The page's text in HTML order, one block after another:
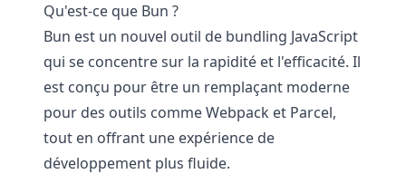
Qu'est-ce que Bun ?
Bun est un nouvel outil de bundling JavaScript
qui se concentre sur la rapidité et l'efficacité. Il
est conçu pour être un remplaçant moderne
pour des outils comme Webpack et Parcel,
tout en offrant une expérience de
développement plus fluide.